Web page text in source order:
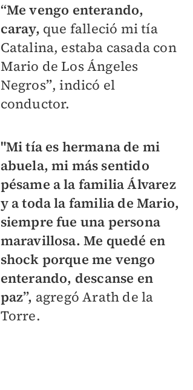
“Me vengo enterando,
caray, que falleció mi tía
Catalina, estaba casada con
Mario de Los Ángeles
Negros”, indicó el
conductor.
"Mi tía es hermana de mi
abuela, mi más sentido
pésame a la familia Álvarez
y a toda la familia de Mario,
siempre fue una persona
maravillosa. Me quedé en
shock porque me vengo
enterando, descanse en
paz”, agregó Arath de la
Torre.